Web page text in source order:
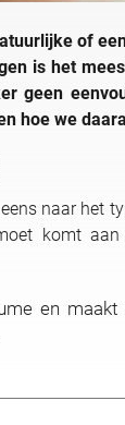
of
is het
geen
hoe we
naar het
komt
en